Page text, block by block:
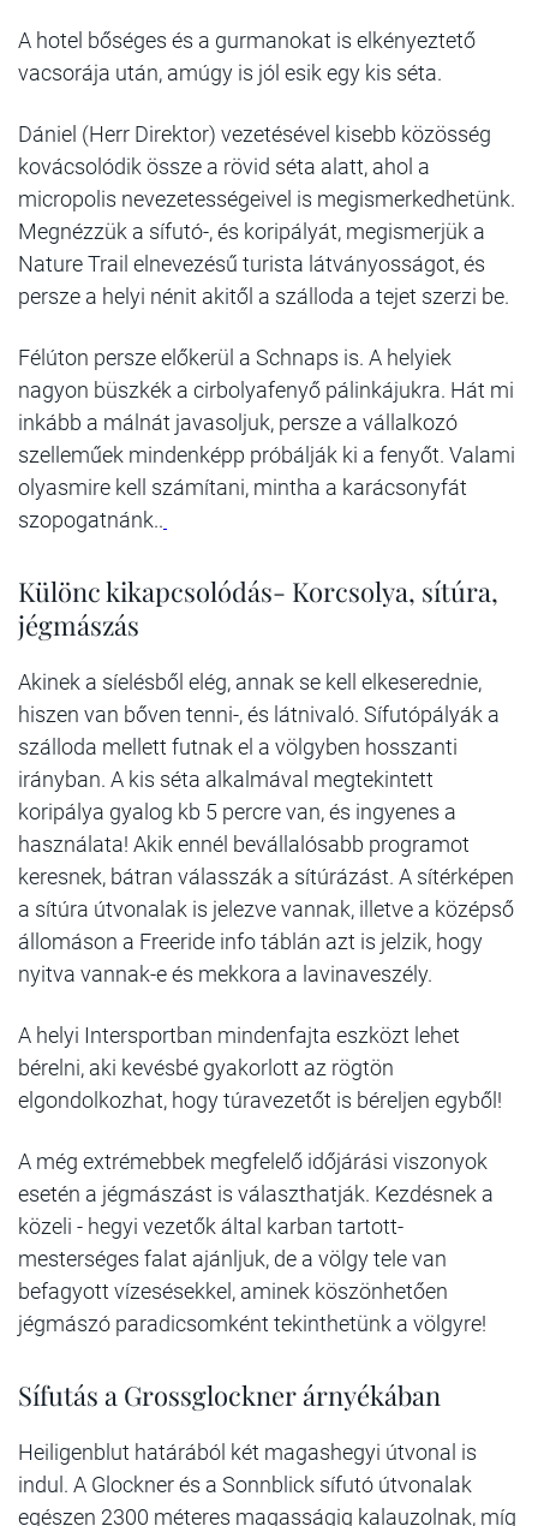
A hotel bőséges és a gurmanokat is elkényeztető
vacsorája után, amúgy is jól esik egy kis séta.
Dániel (Herr Direktor) vezetésével kisebb közösség
kovácsolódik össze a rövid séta alatt, ahol a
micropolis nevezetességeivel is megismerkedhetünk.
Megnézzük a sífutó-, és koripályát, megismerjük a
Nature Trail elnevezésű turista látványosságot, és
persze a helyi nénit akitől a szálloda a tejet szerzi be.
Félúton persze előkerül a Schnaps is. A helyiek
nagyon büszkék a cirbolyafenyő pálinkájukra. Hát mi
inkább a málnát javasoljuk, persze a vállalkozó
szelleműek mindenképp próbálják ki a fenyőt. Valami
olyasmire kell számítani, mintha a karácsonyfát
szopogatnánk..
Különc kikapcsolódás- Korcsolya, sítúra,
jégmászás
Akinek a síelésből elég, annak se kell elkeserednie,
hiszen van bőven tenni-, és látnivaló. Sífutópályák a
szálloda mellett futnak el a völgyben hosszanti
irányban. A kis séta alkalmával megtekintett
koripálya gyalog kb 5 percre van, és ingyenes a
használata! Akik ennél bevállalósabb programot
keresnek, bátran válasszák a sítúrázást. A sítérképen
a sítúra útvonalak is jelezve vannak, illetve a középső
állomáson a Freeride info táblán azt is jelzik, hogy
nyitva vannak-e és mekkora a lavinaveszély.
A helyi Intersportban mindenfajta eszközt lehet
bérelni, aki kevésbé gyakorlott az rögtön
elgondolkozhat, hogy túravezetőt is béreljen egyből!
A még extrémebbek megfelelő időjárási viszonyok
esetén a jégmászást is választhatják. Kezdésnek a
közeli - hegyi vezetők által karban tartott-
mesterséges falat ajánljuk, de a völgy tele van
befagyott vízesésekkel, aminek köszönhetően
jégmászó paradicsomként tekinthetünk a völgyre!
Sífutás a Grossglockner árnyékában
Heiligenblut határából két magashegyi útvonal is
indul. A Glockner és a Sonnblick sífutó útvonalak
egészen 2300 méteres magasságig kalauzolnak, míg